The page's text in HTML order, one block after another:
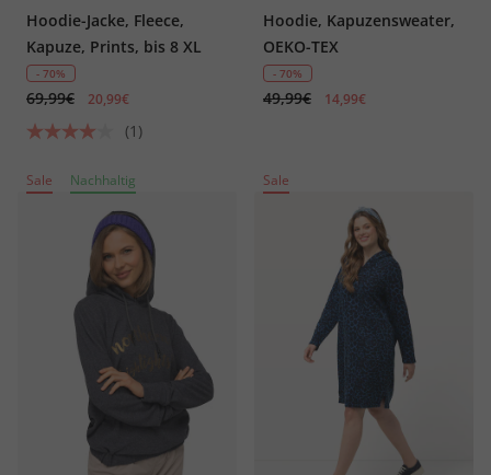
Hoodie-Jacke, Fleece,
Kapuze, Prints, bis 8 XL
- 70%
69,99€ 20,99€
(1)
Hoodie, Kapuzensweater,
OEKO-TEX
- 70%
49,99€ 14,99€
Sale Nachhaltig Sale